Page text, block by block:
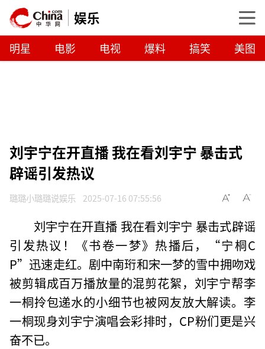
娱乐
明星 电影 电视 爆料 搞笑 美图
刘宇宁在开直播 我在看刘宇宁 暴击式
辟谣引发热议
璐璐小璐璐说娱乐 2025-07-16 07:55:56
刘宇宁在开直播 我在看刘宇宁 暴击式辟谣
引发热议！《书卷一梦》热播后，“宁桐C
P”迅速走红。剧中南珩和宋一梦的雪中拥吻戏
被剪辑成百万播放量的混剪花絮，刘宇宁帮李
一桐拎包递水的小细节也被网友放大解读。李
一桐现身刘宇宁演唱会彩排时，CP粉们更是兴
奋不已。